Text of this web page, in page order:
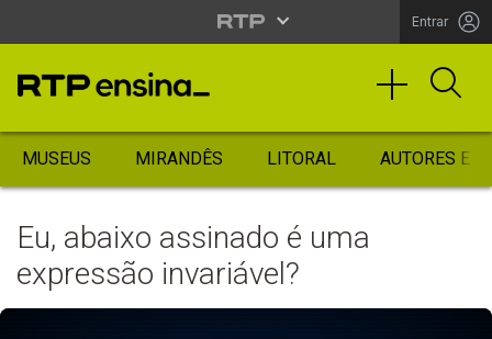
Entrar
MUSEUS MIRANDÊS LITORAL AUTORES
Eu, abaixo assinado é uma
expressão invariável?